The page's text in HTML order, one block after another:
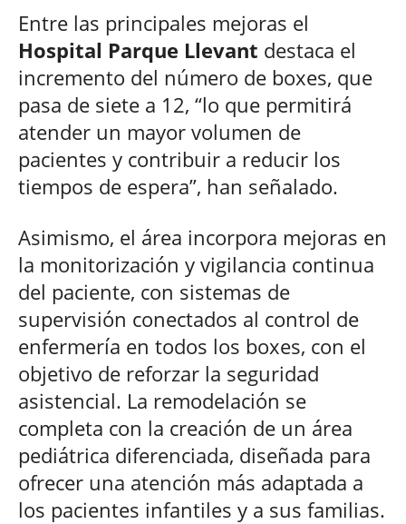
Entre las principales mejoras el
Hospital Parque Llevant destaca el
incremento del número de boxes, que
pasa de siete a 12, “lo que permitirá
atender un mayor volumen de
pacientes y contribuir a reducir los
tiempos de espera”, han señalado.
Asimismo, el área incorpora mejoras en
la monitorización y vigilancia continua
del paciente, con sistemas de
supervisión conectados al control de
enfermería en todos los boxes, con el
objetivo de reforzar la seguridad
asistencial. La remodelación se
completa con la creación de un área
pediátrica diferenciada, diseñada para
ofrecer una atención más adaptada a
los pacientes infantiles y a sus familias.